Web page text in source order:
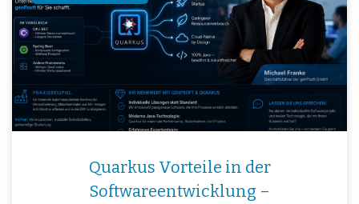
Quarkus Vorteile in der
Softwareentwicklung –